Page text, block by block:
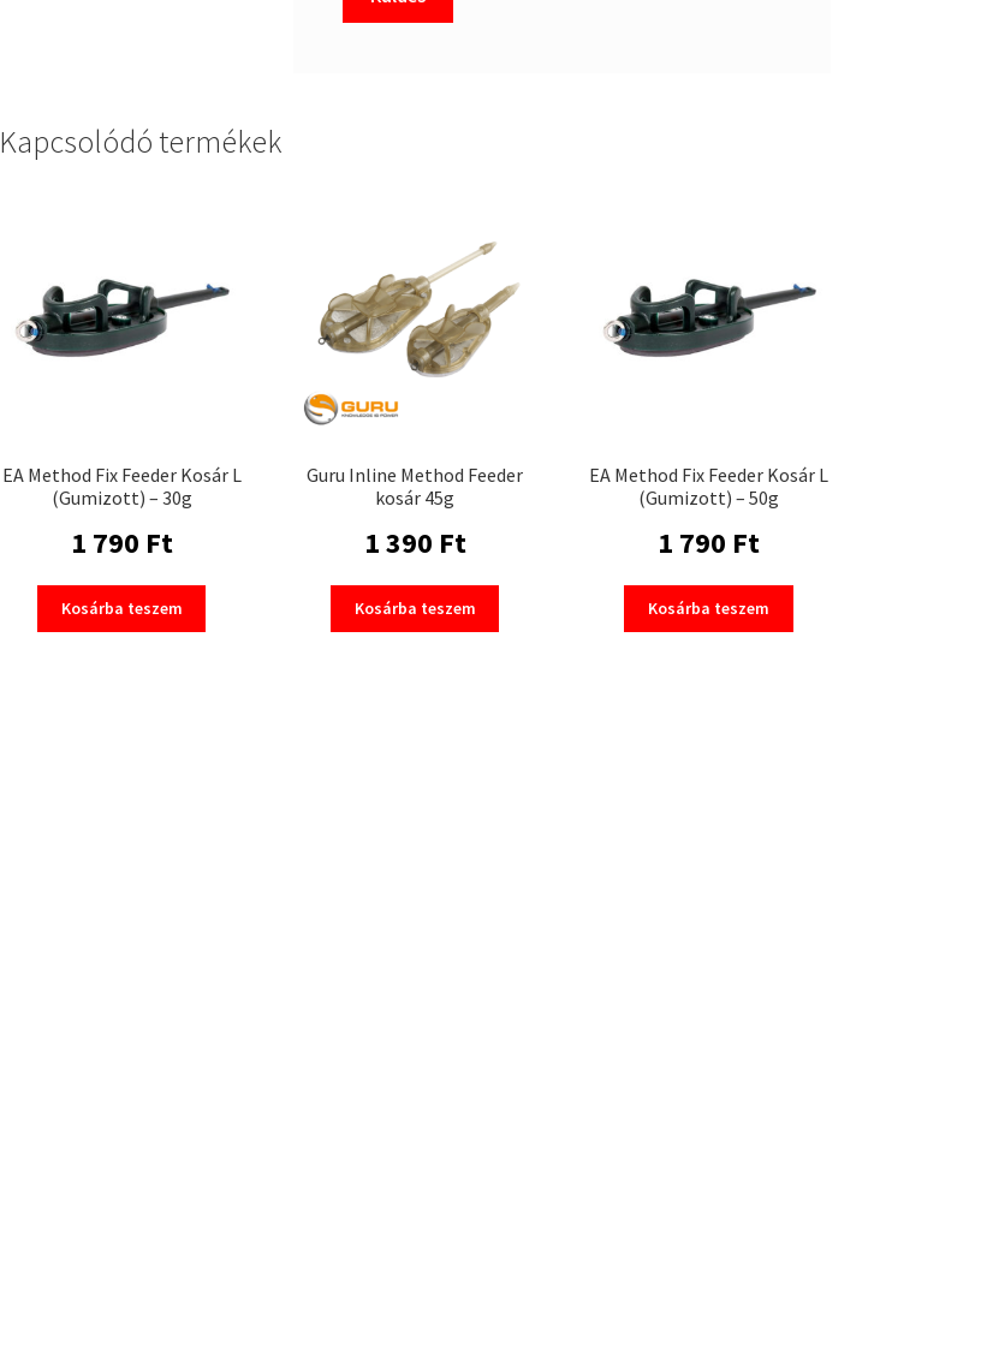
Kapcsolódó termékek
EA Method Fix Feeder Kosár L
(Gumizott) – 30g
1 790 Ft
Kosárba teszem
Guru Inline Method Feeder
kosár 45g
1 390 Ft
Kosárba teszem
EA Method Fix Feeder Kosár L
(Gumizott) – 50g
1 790 Ft
Kosárba teszem